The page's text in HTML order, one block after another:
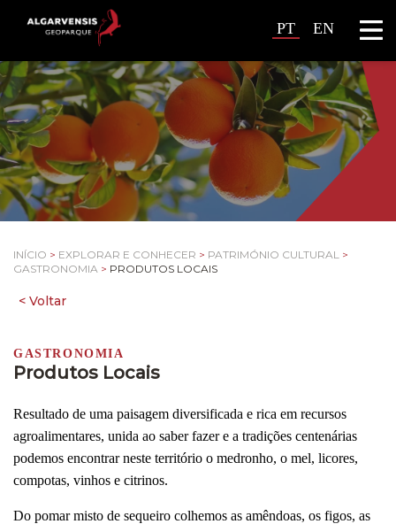
PT EN
INÍCIO > EXPLORAR E CONHECER > PATRIMÓNIO CULTURAL >
GASTRONOMIA > PRODUTOS LOCAIS
GASTRONOMIA
Produtos Locais
Resultado de uma paisagem diversificada e rica em recursos
agroalimentares, unida ao saber fazer e a tradições centenárias
podemos encontrar neste território o medronho, o mel, licores,
compotas, vinhos e citrinos.
Do pomar misto de sequeiro colhemos as amêndoas, os figos, as